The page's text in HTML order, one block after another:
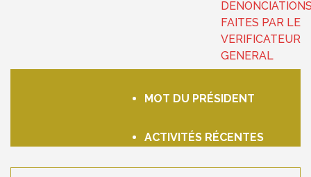
FAITES PAR LE
VERIFICATEUR
GENERAL
MOT DU PRÉSIDENT
ACTIVITÉS RÉCENTES